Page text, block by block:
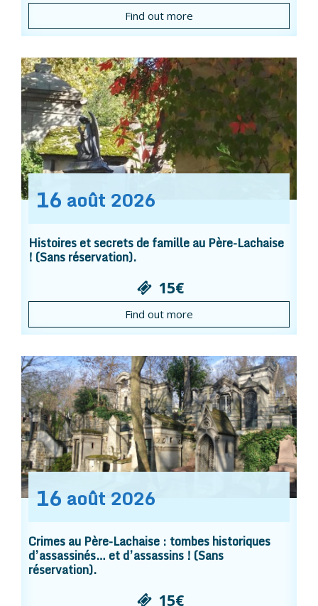
Find out more
16 août 2026
Histoires et secrets de famille au Père-Lachaise
! (Sans réservation).
15€
Find out more
16 août 2026
Crimes au Père-Lachaise : tombes historiques
d’assassinés… et d’assassins ! (Sans
réservation).
15€